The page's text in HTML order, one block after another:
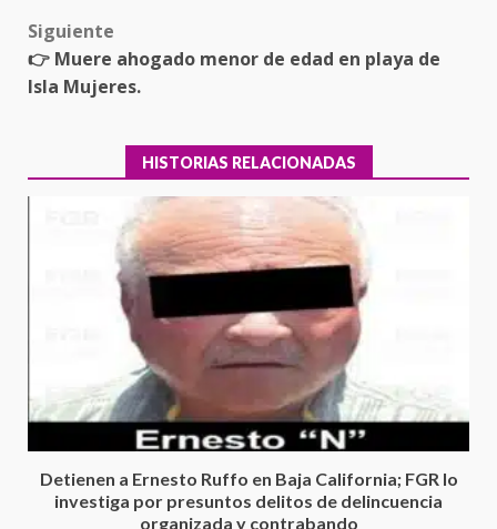
Siguiente
👉 Muere ahogado menor de edad en playa de
Isla Mujeres.
HISTORIAS RELACIONADAS
Detienen a Ernesto Ruffo en Baja California; FGR lo
investiga por presuntos delitos de delincuencia
organizada y contrabando
3
Ciudad Salud: justicia social para
Oaxaca